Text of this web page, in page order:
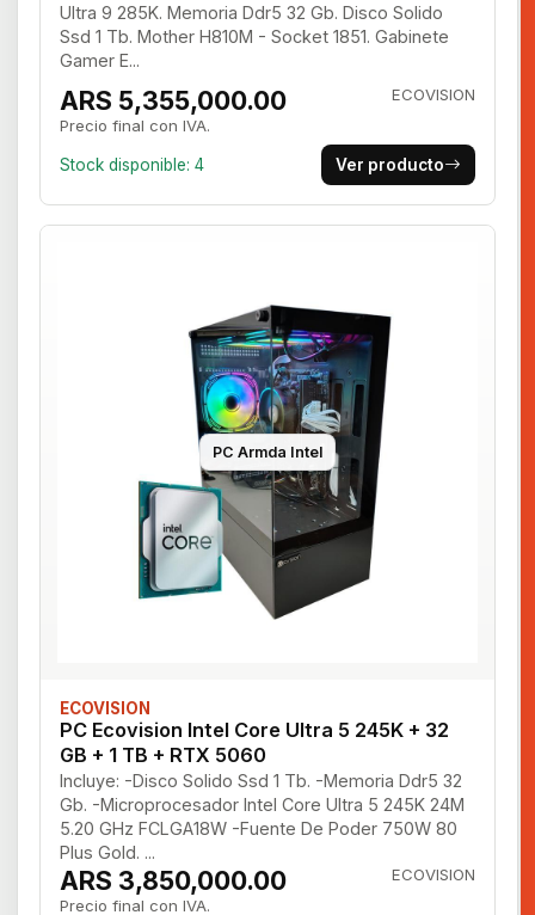
Ultra 9 285K. Memoria Ddr5 32 Gb. Disco Solido
Ssd 1 Tb. Mother H810M - Socket 1851. Gabinete
Gamer E...
ARS 5,355,000.00
Precio final con IVA.
ECOVISION
Stock disponible: 4 Ver producto
PC Armda Intel
ECOVISION
PC Ecovision Intel Core Ultra 5 245K + 32
GB + 1 TB + RTX 5060
Incluye: -Disco Solido Ssd 1 Tb. -Memoria Ddr5 32
Gb. -Microprocesador Intel Core Ultra 5 245K 24M
5.20 GHz FCLGA18W -Fuente De Poder 750W 80
Plus Gold. ...
ARS 3,850,000.00
Precio final con IVA.
ECOVISION